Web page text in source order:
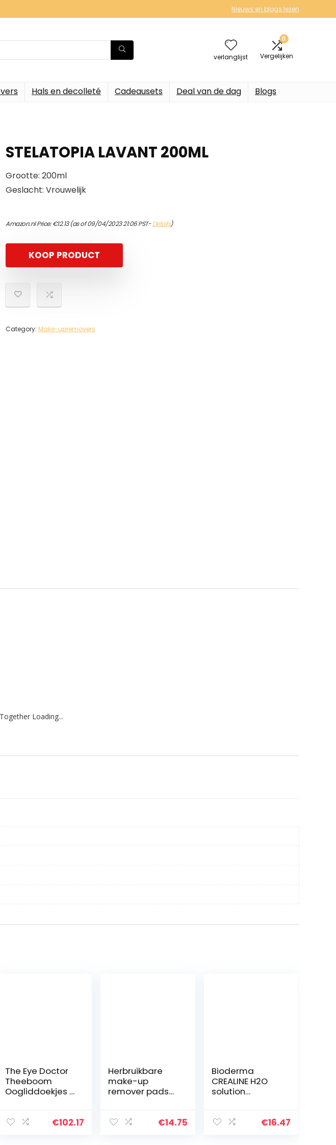
Nieuws en blogs lezen
verlanglijst
0
Vergelijken
Hals en decolleté Cadeausets Deal van de dag Blogs
STELATOPIA LAVANT 200ML
Grootte: 200ml
Geslacht: Vrouwelijk
Amazon.nl Price:€12.13(as of 09/04/2023 21:06 PST-Details)
KOOP PRODUCT
Category: Make-upremovers
Loading...
The Eye Doctor
Theeboom
Oogliddoekjes –
Gebruik –
€102.17
Herbruikbare
make-up
remover pads
geborsteld
€14.75
Bioderma
CREALINE H2O
solution
€16.47